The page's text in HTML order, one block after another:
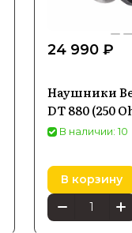
24 990 ₽
Наушники
DT 880 (250
В наличии: 10
В корзину